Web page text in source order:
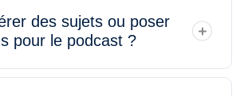
des sujets ou poser
pour le podcast ?